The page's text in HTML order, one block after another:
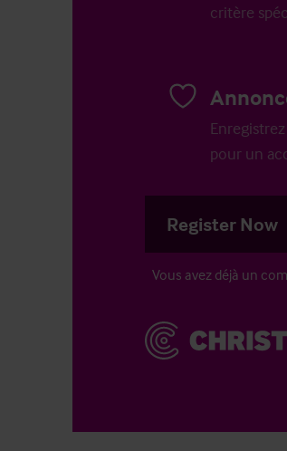
critère
pour un
Register Now
Vous avez déjà un